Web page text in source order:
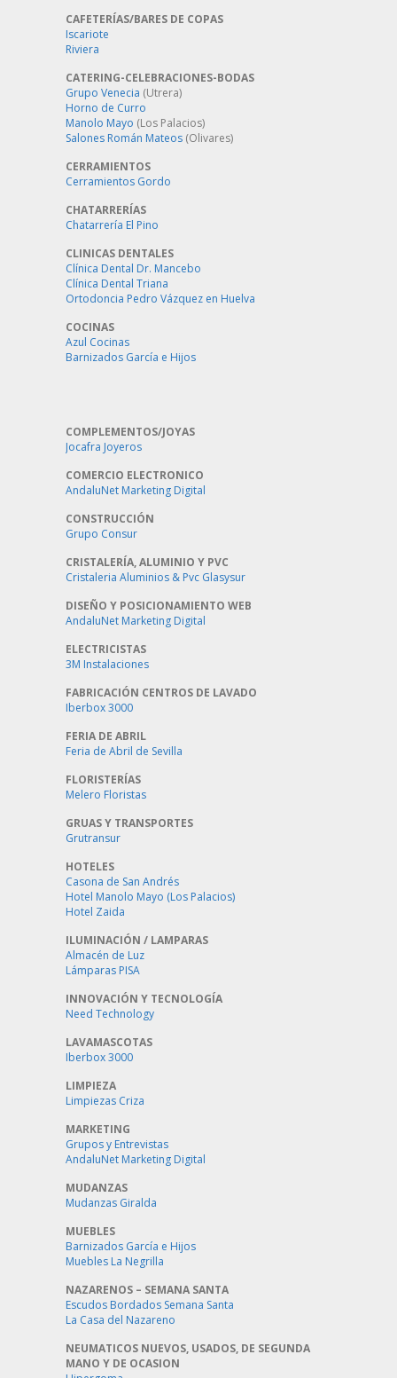
CAFETERÍAS/BARES DE COPAS
Iscariote
Riviera
CATERING-CELEBRACIONES-BODAS
Grupo Venecia (Utrera)
Horno de Curro
Manolo Mayo (Los Palacios)
Salones Román Mateos (Olivares)
CERRAMIENTOS
Cerramientos Gordo
CHATARRERÍAS
Chatarrería El Pino
CLINICAS DENTALES
Clínica Dental Dr. Mancebo
Clínica Dental Triana
Ortodoncia Pedro Vázquez en Huelva
COCINAS
Azul Cocinas
Barnizados García e Hijos
COMPLEMENTOS/JOYAS
Jocafra Joyeros
COMERCIO ELECTRONICO
AndaluNet Marketing Digital
CONSTRUCCIÓN
Grupo Consur
CRISTALERÍA, ALUMINIO Y PVC
Cristaleria Aluminios & Pvc Glasysur
DISEÑO Y POSICIONAMIENTO WEB
AndaluNet Marketing Digital
ELECTRICISTAS
3M Instalaciones
FABRICACIÓN CENTROS DE LAVADO
Iberbox 3000
FERIA DE ABRIL
Feria de Abril de Sevilla
FLORISTERÍAS
Melero Floristas
GRUAS Y TRANSPORTES
Grutransur
HOTELES
Casona de San Andrés
Hotel Manolo Mayo (Los Palacios)
Hotel Zaida
ILUMINACIÓN / LAMPARAS
Almacén de Luz
Lámparas PISA
INNOVACIÓN Y TECNOLOGÍA
Need Technology
LAVAMASCOTAS
Iberbox 3000
LIMPIEZA
Limpiezas Criza
MARKETING
Grupos y Entrevistas
AndaluNet Marketing Digital
MUDANZAS
Mudanzas Giralda
MUEBLES
Barnizados García e Hijos
Muebles La Negrilla
NAZARENOS – SEMANA SANTA
Escudos Bordados Semana Santa
La Casa del Nazareno
NEUMATICOS NUEVOS, USADOS, DE SEGUNDA
MANO Y DE OCASION